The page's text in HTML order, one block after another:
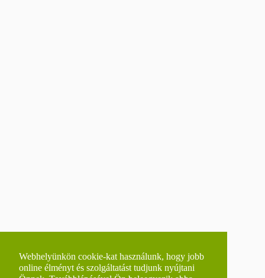
Webhelyünkön cookie-kat használunk, hogy jobb
online élményt és szolgáltatást tudjunk nyújtani